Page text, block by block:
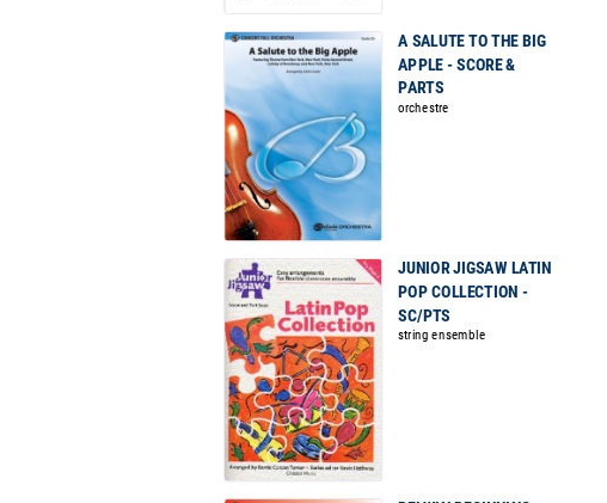
A SALUTE TO THE BIG
APPLE - SCORE &
PARTS
orchestre
JUNIOR JIGSAW LATIN
POP COLLECTION -
SC/PTS
string ensemble